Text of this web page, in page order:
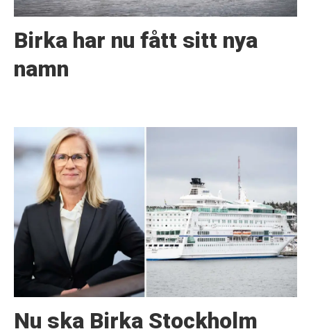
Birka har nu fått sitt nya
namn
Nu ska Birka Stockholm